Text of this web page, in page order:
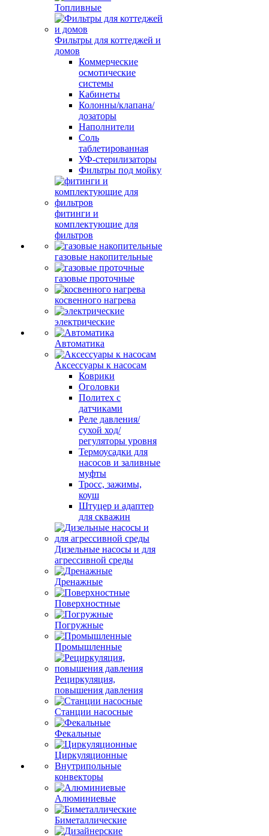
Топливные
Фильтры для коттеджей и
домов
Коммерческие
осмотические
системы
Кабинеты
Колонны/клапана/
дозаторы
Наполнители
Соль
таблетированная
УФ-стерилизаторы
Фильтры под мойку
фитинги и
комплектующие для
фильтров
газовые накопительные
газовые проточные
косвенного нагрева
электрические
Автоматика
Аксессуары к насосам
Коврики
Оголовки
Политех с
датчиками
Реле давления/
сухой ход/
регуляторы уровня
Термоусадки для
насосов и заливные
муфты
Тросс, зажимы,
коуш
Штуцер и адаптер
для скважин
Дизельные насосы и для
агрессивной среды
Дренажные
Поверхностные
Погружные
Промышленные
Рециркуляция,
повышения давления
Станции насосные
Фекальные
Циркуляционные
Внутрипольные
конвекторы
Алюминиевые
Биметаллические